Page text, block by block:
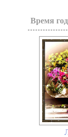
Время